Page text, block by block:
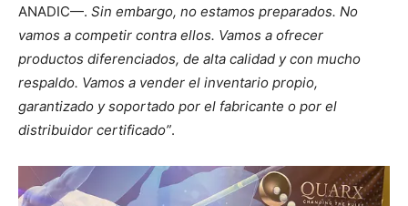
ANADIC—. Sin embargo, no estamos preparados. No
vamos a competir contra ellos. Vamos a ofrecer
productos diferenciados, de alta calidad y con mucho
respaldo. Vamos a vender el inventario propio,
garantizado y soportado por el fabricante o por el
distribuidor certificado”.